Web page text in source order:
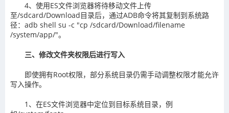
4、使用ES文件浏览器将待移动文件上传
至/sdcard/Download目录后，通过ADB命令将其复制到系统路
径：adb shell su -c "cp /sdcard/Download/filename
/system/app/"。
三、修改文件夹权限后进行写入
即使拥有Root权限，部分系统目录仍需手动调整权限才能允许
写入操作。
1、在ES文件浏览器中定位到目标系统目录，例